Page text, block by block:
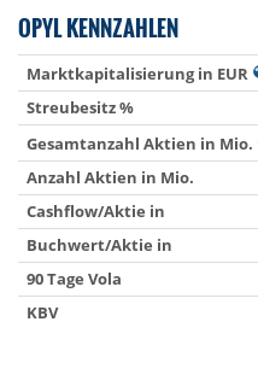
OPYL KENNZAHLEN
Marktkapitalisierung in EUR
Streubesitz %
Gesamtanzahl Aktien in Mio.
Anzahl Aktien in Mio.
Cashflow/Aktie in
Buchwert/Aktie in
90 Tage Vola
KBV